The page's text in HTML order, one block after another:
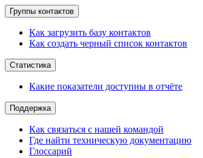
Группы контактов
Как загрузить базу контактов
Как создать черный список контактов
Статистика
Какие показатели доступны в отчёте
Поддержка
Как связаться с нашей командой
Где найти техническую документацию
Глоссарий